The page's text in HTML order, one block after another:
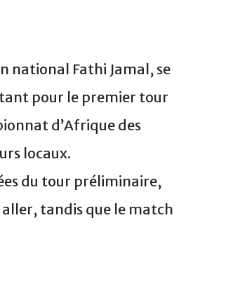
national Fathi Jamal, se
pour le premier tour
d’Afrique des
locaux.
du tour préliminaire,
tandis que le match